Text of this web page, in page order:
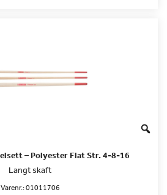
– Polyester Flat Str. 4-8-16
Langt skaft
Varenr.:01011706